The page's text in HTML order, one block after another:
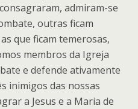
admiram-se
outras ficam
que ficam temerosas,
membros da Igreja
e defende ativamente
inimigos das nossas
a Jesus e a Maria de